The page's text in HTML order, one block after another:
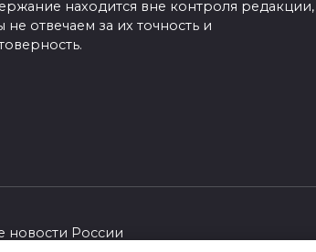
находится вне контроля редакции,
не отвечаем за их точность и
новости России